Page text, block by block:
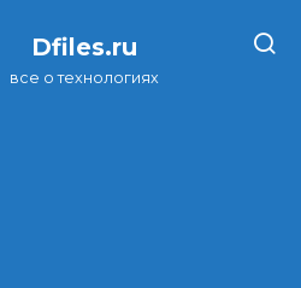
Dfiles.ru
все о технологиях